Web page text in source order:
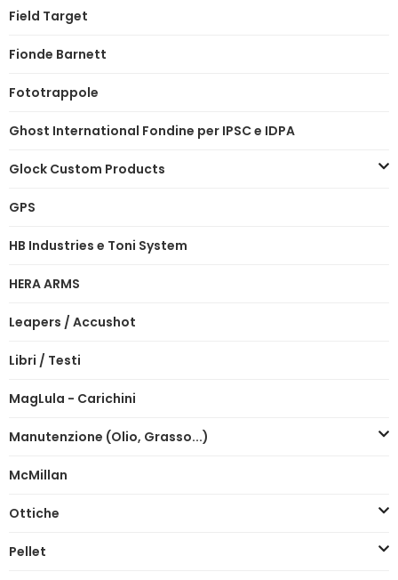
Field Target
Fionde Barnett
Fototrappole
Ghost International Fondine per IPSC e IDPA
Glock Custom Products
GPS
HB Industries e Toni System
HERA ARMS
Leapers / Accushot
Libri / Testi
MagLula - Carichini
Manutenzione (Olio, Grasso...)
McMillan
Ottiche
Pellet